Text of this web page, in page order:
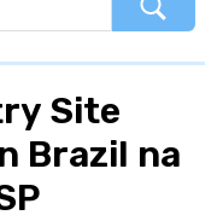
Site
Brazil na